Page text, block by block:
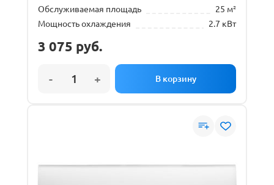
Обслуживаемая площадь
25 м²
Мощность охлаждения
2.7 кВт
3 075 руб.